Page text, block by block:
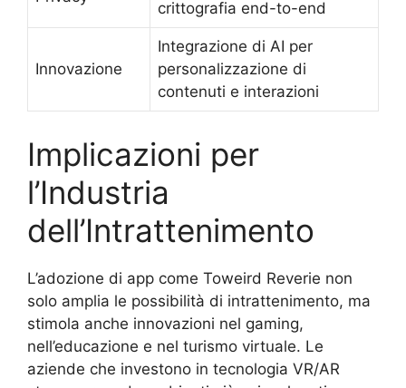
crittografia end-to-end
Innovazione
Integrazione di AI per
personalizzazione di
contenuti e interazioni
Implicazioni per
l’Industria
dell’Intrattenimento
L’adozione di app come Toweird Reverie non
solo amplia le possibilità di intrattenimento, ma
stimola anche innovazioni nel gaming,
nell’educazione e nel turismo virtuale. Le
aziende che investono in tecnologia VR/AR